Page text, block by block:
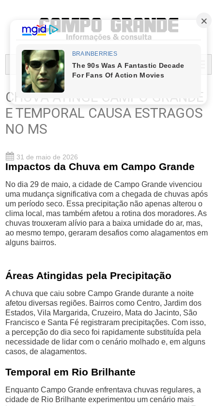
MENU...
CHUVA ATINGE CAMPO GRANDE
E TEMPORAL CAUSA ESTRAGOS
NO MS
31 de maio de 2026
Impactos da Chuva em Campo Grande
No dia 29 de maio, a cidade de Campo Grande vivenciou
uma mudança significativa com a chegada de chuvas após
um período seco. Essa precipitação não apenas alterou o
clima local, mas também afetou a rotina dos moradores. As
chuvas trouxeram alívio para a baixa umidade do ar, mas,
ao mesmo tempo, geraram desafios como alagamentos em
alguns bairros.
Áreas Atingidas pela Precipitação
A chuva que caiu sobre Campo Grande durante a noite
afetou diversas regiões. Bairros como Centro, Jardim dos
Estados, Vila Margarida, Cruzeiro, Mata do Jacinto, São
Francisco e Santa Fé registraram precipitações. Com isso,
a percepção do dia seco foi rapidamente substituída pela
necessidade de lidar com o cenário molhado e, em alguns
casos, de alagamentos.
Temporal em Rio Brilhante
Enquanto Campo Grande enfrentava chuvas regulares, a
cidade de Rio Brilhante experimentou um cenário mais